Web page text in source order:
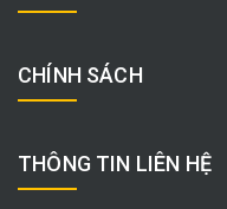
CHÍNH SÁCH
THÔNG TIN LIÊN HỆ